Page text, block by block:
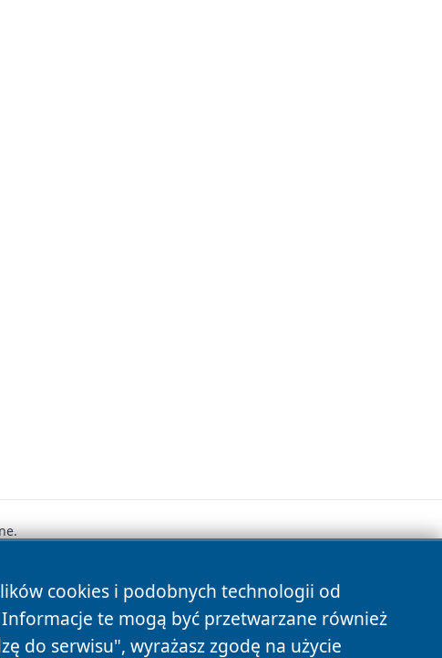
cookies i podobnych technologii od
te mogą być przetwarzane również
do serwisu", wyrażasz zgodę na użycie